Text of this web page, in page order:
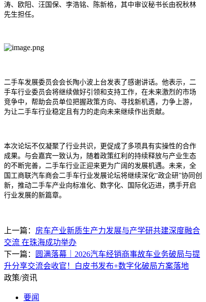
涛、欧阳、汪国保、李浩铭、陈新格，其中审议秘书长由祝秋林
先生担任。
二手车发展委员会会长陶小波上台发表了感谢讲话。他表示，二
手车行业委员会将继续做好引领和支持工作，在未来激烈的市场
竞争中，帮助会员单位把握政策方向、寻找新机遇，力争上游，
为让二手车行业稳定且有力的走向未来继续作出贡献。
本次论坛不仅凝聚了行业共识，更促成了多项具有实操性的合作
成果。与会嘉宾一致认为，随着政策红利的持续释放与产业生态
的不断完善，二手车行业正迎来更为广阔的发展机遇。未来，全
国工商联汽车商会二手车行业发展论坛将继续深化“政企研”协同创
新，推动二手车产业向标准化、数字化、国际化迈进，携手开启
行业发展的新篇章。
上一篇： 房车产业新质生产力发展与产学研共建深度融合
交流 在珠海成功举办
下一篇：
圆满落幕｜2026汽车经销商事故车业务破局与提
升分享交流会收官！白皮书发布+数字化破局方案落地
政策/资讯
要闻